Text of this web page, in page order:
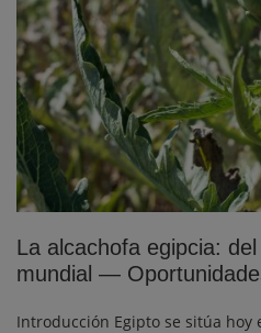
La alcachofa egipcia:
mundial —
Introducción Egipto se sitúa